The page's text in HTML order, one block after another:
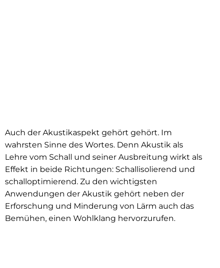
Auch der Akustikaspekt gehört gehört. Im
wahrsten Sinne des Wortes. Denn Akustik als
Lehre vom Schall und seiner Ausbreitung wirkt als
Effekt in beide Richtungen: Schallisolierend und
schalloptimierend. Zu den wichtigsten
Anwendungen der Akustik gehört neben der
Erforschung und Minderung von Lärm auch das
Bemühen, einen Wohlklang hervorzurufen.